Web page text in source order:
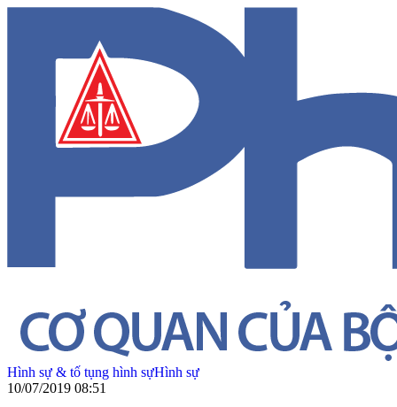
Hình sự & tố tụng hình sựHình sự
10/07/2019 08:51